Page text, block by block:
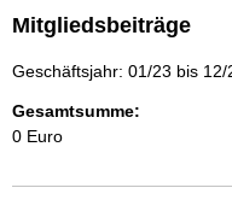
Mitgliedsbeiträge
Geschäftsjahr: 01/23 bis 12/
Gesamtsumme:
0 Euro